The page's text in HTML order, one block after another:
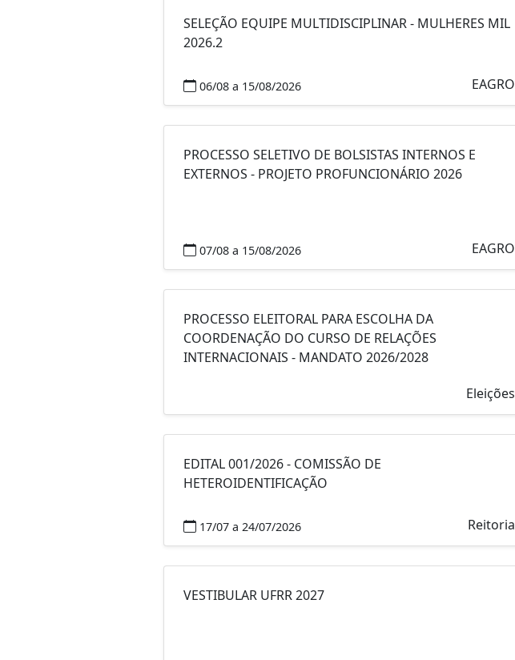
SELEÇÃO EQUIPE MULTIDISCIPLINAR - MULHERES MIL
2026.2
06/08 a 15/08/2026 EAGRO
PROCESSO SELETIVO DE BOLSISTAS INTERNOS E
EXTERNOS - PROJETO PROFUNCIONÁRIO 2026
07/08 a 15/08/2026 EAGRO
PROCESSO ELEITORAL PARA ESCOLHA DA
COORDENAÇÃO DO CURSO DE RELAÇÕES
INTERNACIONAIS - MANDATO 2026/2028
Eleições
EDITAL 001/2026 - COMISSÃO DE
HETEROIDENTIFICAÇÃO
17/07 a 24/07/2026 Reitoria
VESTIBULAR UFRR 2027